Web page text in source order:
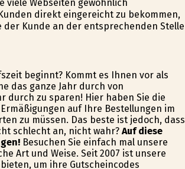
Webseiten gewöhnlich
direkt eingereicht zu bekommen,
Kunde an der entsprechenden Stelle
beginnt? Kommt es Ihnen vor als
das ganze Jahr durch von
durch zu sparen! Hier haben Sie die
auf Ihre Bestellungen im
zu müssen. Das beste ist jedoch, dass
schlecht an, nicht wahr? Auf diese
Besuchen Sie einfach mal unsere
Art und Weise. Seit 2007 ist unsere
um ihre Gutscheincodes